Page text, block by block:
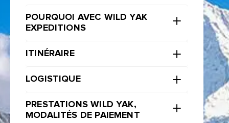
POURQUOI AVEC WILD YAK
EXPEDITIONS
ITINÉRAIRE
LOGISTIQUE
PRESTATIONS WILD YAK,
MODALITÉS DE PAIEMENT